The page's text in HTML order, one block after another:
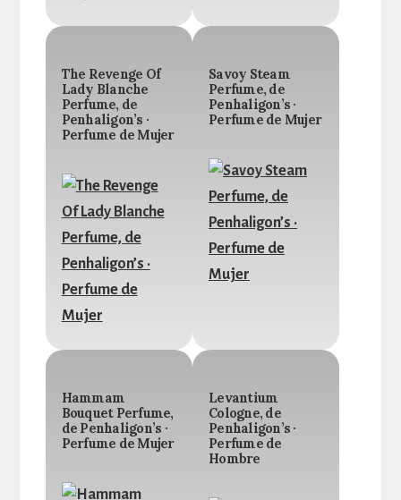
The Revenge Of
Lady Blanche
Perfume, de
Penhaligon’s ·
Perfume de Mujer
Savoy Steam
Perfume, de
Penhaligon’s ·
Perfume de Mujer
Hammam
Bouquet Perfume,
de Penhaligon’s ·
Perfume de Mujer
Levantium
Cologne, de
Penhaligon’s ·
Perfume de
Hombre